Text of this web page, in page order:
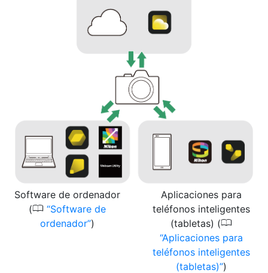
Software de ordenador
(0 Software de
ordenador )
Aplicaciones para
teléfonos inteligentes
(tabletas) (0
Aplicaciones para
teléfonos inteligentes
(tabletas) )